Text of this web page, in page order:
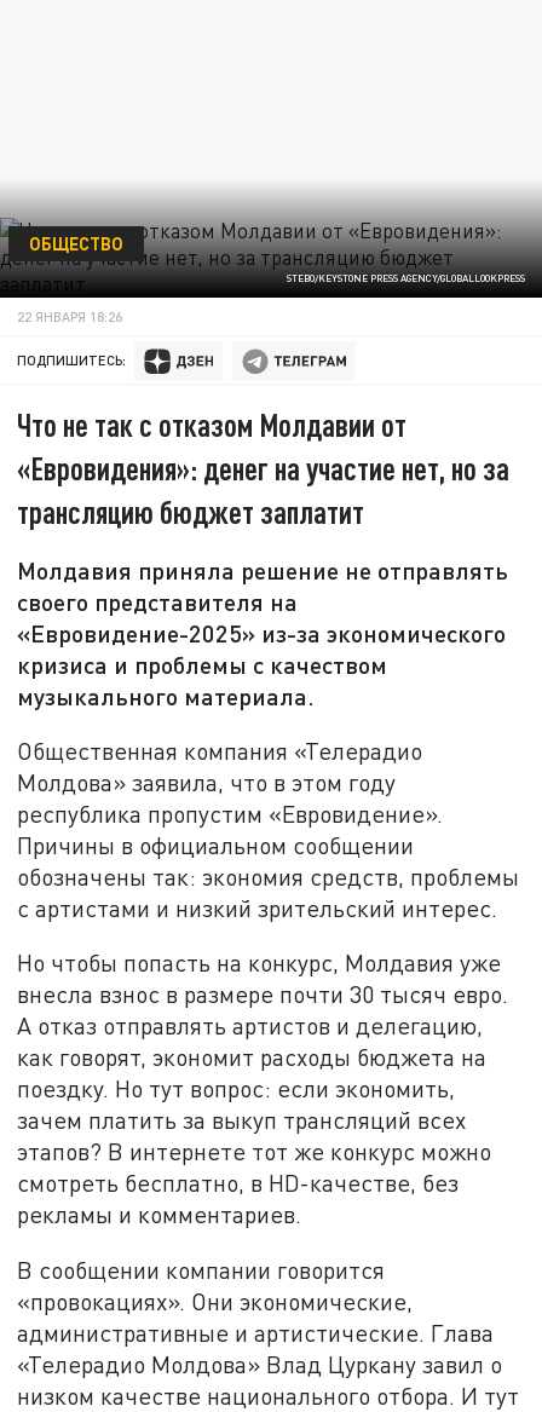
STEBO/KEYSTONE PRESS AGENCY/GLOBALLOOKPRESS
ОБЩЕСТВО
22 ЯНВАРЯ 18:26
ПОДПИШИТЕСЬ:
Что не так с отказом Молдавии от
«Евровидения»: денег на участие нет, но за
трансляцию бюджет заплатит
Молдавия приняла решение не отправлять
своего представителя на
«Евровидение-2025» из-за экономического
кризиса и проблемы с качеством
музыкального материала.
Общественная компания «Телерадио
Молдова» заявила, что в этом году
республика пропустим «Евровидение».
Причины в официальном сообщении
обозначены так: экономия средств, проблемы
с артистами и низкий зрительский интерес.
Но чтобы попасть на конкурс, Молдавия уже
внесла взнос в размере почти 30 тысяч евро.
А отказ отправлять артистов и делегацию,
как говорят, экономит расходы бюджета на
поездку. Но тут вопрос: если экономить,
зачем платить за выкуп трансляций всех
этапов? В интернете тот же конкурс можно
смотреть бесплатно, в HD-качестве, без
рекламы и комментариев.
В сообщении компании говорится
«провокациях». Они экономические,
административные и артистические. Глава
«Телерадио Молдова» Влад Цуркану завил о
низком качестве национального отбора. И тут